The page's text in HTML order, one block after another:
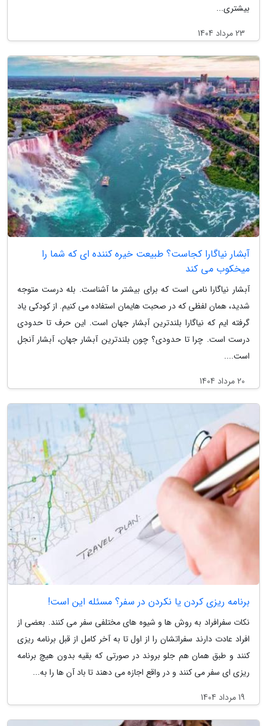
بیشتری...
23 مرداد 1404
آبشار نیاگارا کجاست؟ طبیعت خیره کننده ای که شما را
میخکوب می کند
آبشار نیاگارا نامی است که برای بیشتر ما آشناست. بله درست متوجه
شدید، همان لفظی که در صحبت هایمان استفاده می کنیم. از کودکی یاد
گرفته ایم که نیاگارا بلندترین آبشار جهان است. این حرف تا حدودی
درست است. چرا تا حدودی؟ چون بلندترین آبشار جهان، آبشار آنجل
است....
20 مرداد 1404
برنامه ریزی کردن یا نکردن در سفر؟ مسئله این است!
نکات سفرافراد به روش ها و شیوه های مختلفی سفر می کنند. بعضی از
افراد عادت دارند سفراتشان را از اول تا به آخر کامل از قبل برنامه ریزی
کنند و طبق همان هم جلو بروند در صورتی که بقیه بدون هیچ برنامه
ریزی ای سفر می کنند و در واقع اجازه می دهند تا باد آن ها را به...
19 مرداد 1404